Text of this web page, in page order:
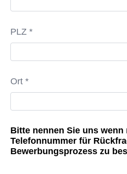
PLZ *
Ort *
Bitte nennen Sie uns
Telefonnummer für
Bewerbungsprozess zu